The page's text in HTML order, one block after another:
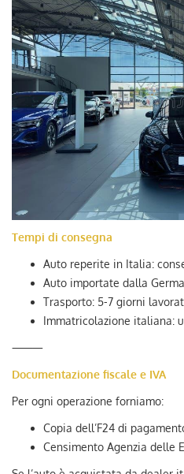
Tempi di consegna
Auto reperite in Italia:
Auto importate dalla
Trasporto: 5-7 giorni
Immatricolazione italiana:
⸻
Documentazione fiscale e IVA
Per ogni operazione forniamo:
Copia dell’F24 di
Censimento Agenzia delle